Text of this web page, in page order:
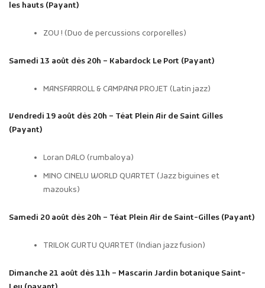
les hauts (Payant)
ZOU ! (Duo de percussions corporelles)
Samedi 13 août dès 20h – Kabardock Le Port (Payant)
MANSFARROLL & CAMPANA PROJET (Latin jazz)
Vendredi 19 août dès 20h – Téat Plein Air de Saint Gilles
(Payant)
Loran DALO (rumbaloya)
MINO CINELU WORLD QUARTET (Jazz biguines et
mazouks)
Samedi 20 août dès 20h – Téat Plein Air de Saint-Gilles (Payant)
TRILOK GURTU QUARTET (Indian jazz fusion)
Dimanche 21 août dès 11h – Mascarin Jardin botanique Saint-